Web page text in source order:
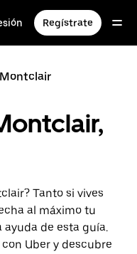
Regístrate
Montclair
Tanto si vives
al máximo tu
de esta guía.
Uber y descubre